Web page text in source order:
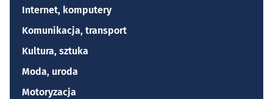
Internet, komputery
Komunikacja, transport
Kultura, sztuka
Moda, uroda
Motoryzacja